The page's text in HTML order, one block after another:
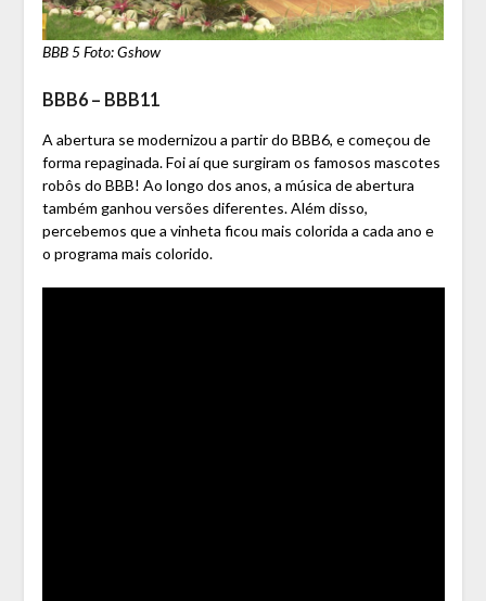
BBB 5 Foto: Gshow
BBB6 – BBB11
A abertura se modernizou a partir do BBB6, e começou de
forma repaginada. Foi aí que surgiram os famosos mascotes
robôs do BBB! Ao longo dos anos, a música de abertura
também ganhou versões diferentes. Além disso,
percebemos que a vinheta ficou mais colorida a cada ano e
o programa mais colorido.